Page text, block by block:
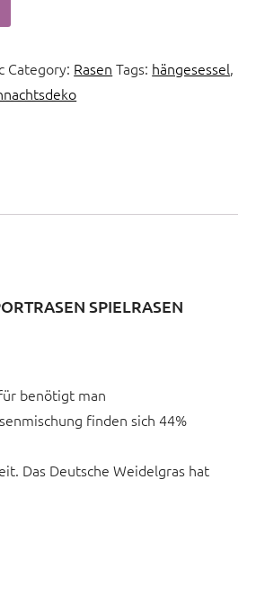
Category: Rasen Tags: hängesessel,
SPIELRASEN
benötigt man
finden sich 44%
Das Deutsche Weidelgras hat